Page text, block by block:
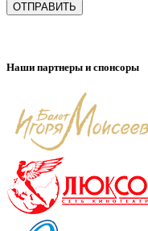
ОТПРАВИТЬ
Наши партнеры и спонсоры